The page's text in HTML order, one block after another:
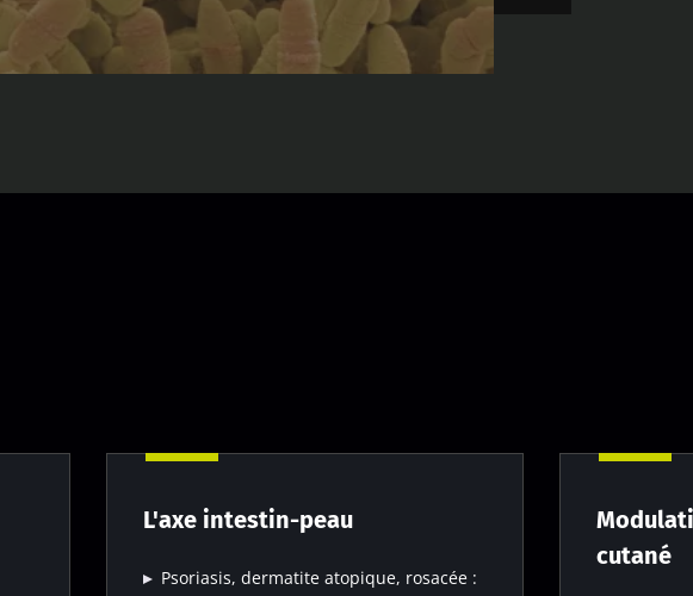
L'axe intestin-peau
Psoriasis, dermatite atopique, rosacée :
cutané